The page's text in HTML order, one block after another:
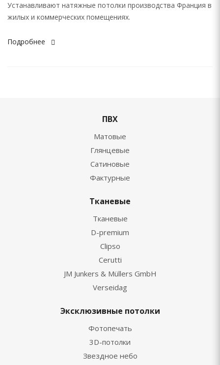
Устанавливают натяжные потолки производства Франция в
жилых и коммерческих помещениях.
Подробнее
ПВХ
Матовые
Глянцевые
Сатиновые
Фактурные
Тканевые
Тканевые
D-premium
Clipso
Cerutti
JM Junkers & Müllers GmbH
Verseidag
Эксклюзивные потолки
Фотопечать
3D-потолки
Звездное небо